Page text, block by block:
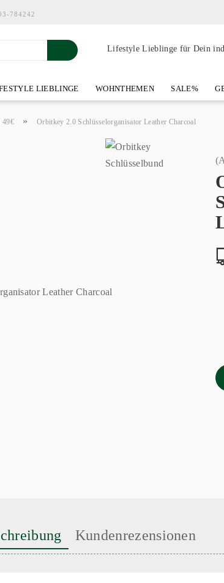
784242
Lifestyle Lieblinge für Dein
LIEBLINGE WOHNTHEMEN SALE%
49€ » Orbitkey 2.0 Schlüsselorganisator Leather Charcoal
Kundenrezensionen